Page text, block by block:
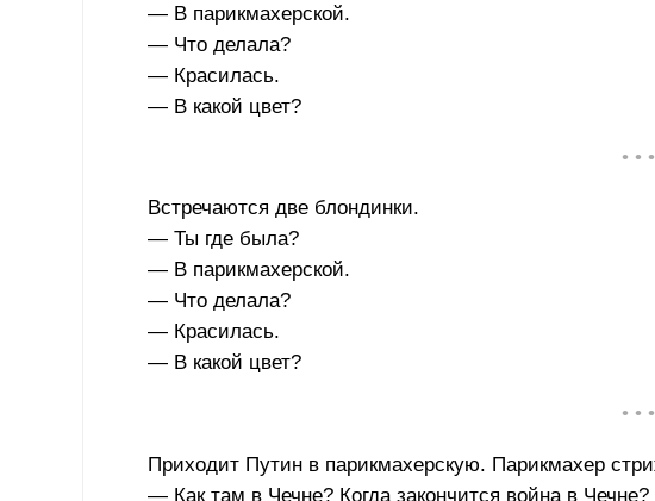
— В парикмахерской.
— Что делала?
— Красилась.
— В какой цвет?
• • •
Встречаются две блондинки.
— Ты где была?
— В парикмахерской.
— Что делала?
— Красилась.
— В какой цвет?
• • •
Приходит Путин в парикмахерскую. Парикмахер
— Как там в Чечне? Когда закончится война в